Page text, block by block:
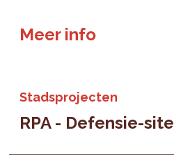
Meer info
Stadsprojecten
RPA - Defensie-site